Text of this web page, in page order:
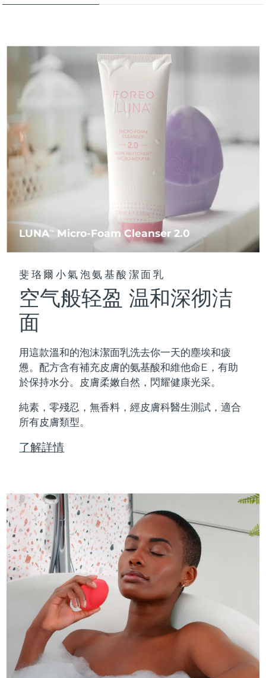
LUNATM Micro-Foam Cleanser 2.0
斐珞爾小氣泡氨基酸潔面乳
空气般轻盈 温和深彻洁
面
用這款溫和的泡沫潔面乳洗去你一天的塵埃和疲
憊。配方含有補充皮膚的氨基酸和維他命E，有助
於保持水分。皮膚柔嫩自然，閃耀健康光采。
純素，零殘忍，無香料，經皮膚科醫生測試，適合
所有皮膚類型。
了解詳情